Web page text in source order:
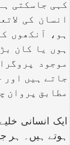
کہی جاسکتی
انسان کی
ہو، آنکھوں
ہوں یا کان
موجود
جاتے ہیں اور
مطابق پروان
ہوتے ہیں۔ ہر